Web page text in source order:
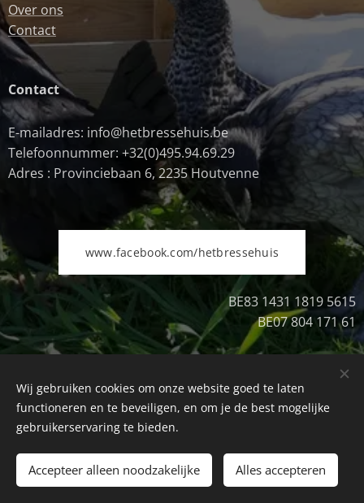
Toevoegen aan de winkelwagen
Over ons
Contact
Contact
E-mailadres: info@hetbressehuis.be
Telefoonnummer: +32(0)495.94.69.29
Adres : Provinciebaan 6, 2235 Houtvenne
www.facebook.com/hetbressehuis
BE83 1431 1819 5615
BE07 804 171 61
Uitschrijven Cookies
Wij gebruiken cookies om onze website goed te laten
functioneren en te beveiligen, en om je de best mogelijke
gebruikerservaring te bieden.
Accepteer alleen noodzakelijke Alles accepteren